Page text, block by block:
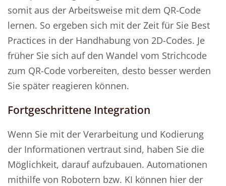
somit aus der Arbeitsweise mit dem QR-Code
lernen. So ergeben sich mit der Zeit für Sie Best
Practices in der Handhabung von 2D-Codes. Je
früher Sie sich auf den Wandel vom Strichcode
zum QR-Code vorbereiten, desto besser werden
Sie später reagieren können.
Fortgeschrittene Integration
Wenn Sie mit der Verarbeitung und Kodierung
der Informationen vertraut sind, haben Sie die
Möglichkeit, darauf aufzubauen. Automationen
mithilfe von Robotern bzw. KI können hier der